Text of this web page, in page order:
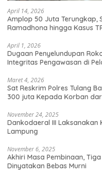
April 14, 2026
Amplop 50 Juta Terungkap,
Ramadhona hingga Kasus
April 1, 2026
Dugaan Penyelundupan
Integritas Pengawasan di
Maret 4, 2026
Sat Reskrim Polres Tulang
300 juta Kepada Korban
November 24, 2025
Dankodaeral III Laksanakan
Lampung
November 6, 2025
Akhiri Masa Pembinaan,
Dinyatakan Bebas Murni